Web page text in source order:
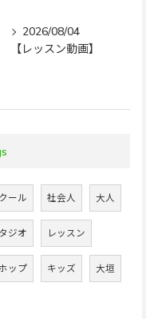
2026/08/04
【レッスン動画】
ール 社会人 大人
ジオ レッスン
ップ キッズ 大垣